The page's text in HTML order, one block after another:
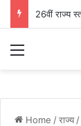
Menu
Home /राज्य /